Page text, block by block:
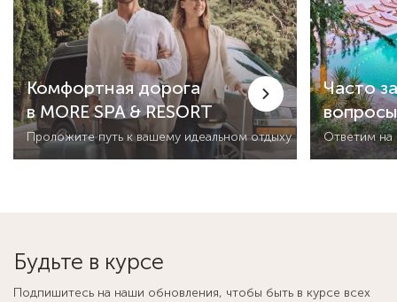
Комфортная дорога
в MORE SPA & RESORT
Проложите путь к вашему идеальном отдыху
Часто
вопросы
Ответим на
Будьте в курсе
Подпишитесь на наши обновления, чтобы быть в курсе всех